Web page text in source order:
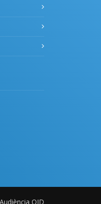
Audiència OJD